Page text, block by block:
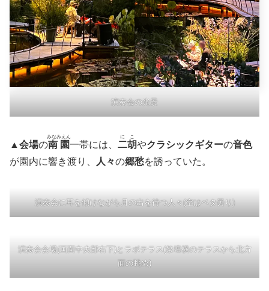
演奏会の光景
▲ 会場の南園
みなみえん
一帯には、 二胡
にこ
やクラシックギターの音色
が園内に響き渡り、
人々の郷愁を誘っていた。
演奏会に耳を傾けながら月の出を待つ人々(空はベタ曇り)
演奏会会場(画面中央部右下)とラボテラス(祭壇横のテラスから北方
面の眺め)